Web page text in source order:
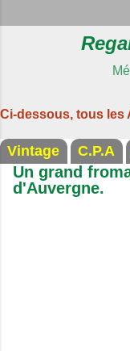
Ci-dessous, tous les
Vintage C.P.A
Un grand
d'Auvergne.